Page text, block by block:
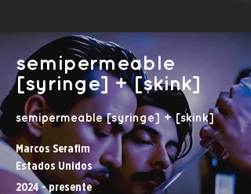
semipermeable
[syringe] + [skink]
semipermeable [syringe] + [skink]
Marcos Serafim
Estados Unidos
2024 - presente